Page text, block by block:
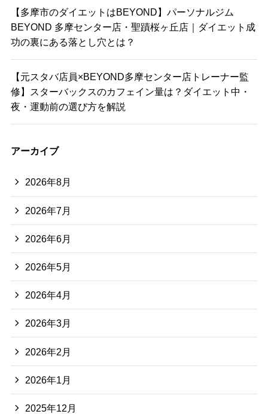
【多摩市のダイエットはBEYOND】パーソナルジム
BEYOND 多摩センター店・聖蹟桜ヶ丘店｜ダイエット成
功の裏にある落とし穴とは？
【元スタバ店員×BEYOND多摩センター店トレーナー監
修】スターバックスのカフェイン量は？ダイエット中・
夜・運動前の選び方を解説
アーカイブ
2026年8月
2026年7月
2026年6月
2026年5月
2026年4月
2026年3月
2026年2月
2026年1月
2025年12月